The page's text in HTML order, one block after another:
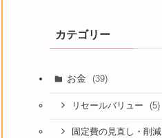
カテゴリー
お金 (39)
リセールバリュー (5)
固定費の見直し・削減